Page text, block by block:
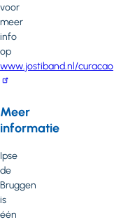
voor
meer
info
op
www.jostiband.nl/curacao
Meer
informatie
Ipse
de
Bruggen
is
één